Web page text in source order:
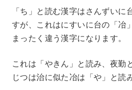
「ち」と読む漢字はさんずいに
すが、これはにすいに台の「冶」
まったく違う漢字になります。
これは「やきん」と読み、夜勤
じつは治に似た冶は「や」と読